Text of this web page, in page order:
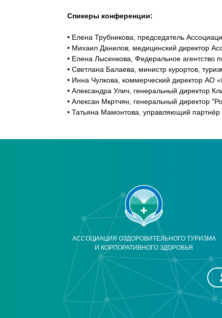
Спикеры конференции:
• Елена Трубникова, председатель
• Михаил Данилов, медицинский директор
• Елена Лысенкова, Федеральное агентство
• Светлана Балаева, министр курортов,
• Инна Чулкова, коммерческий директор
• Александра Улич, генеральный директор
• Алексан Мкртчян, генеральный директор
• Татьяна Мамонтова, управляющий
АССОЦИАЦИЯ ОЗДОРОВИТЕЛЬНОГО ТУРИЗМА
И КОРПОРАТИВНОГО ЗДОРОВЬЯ